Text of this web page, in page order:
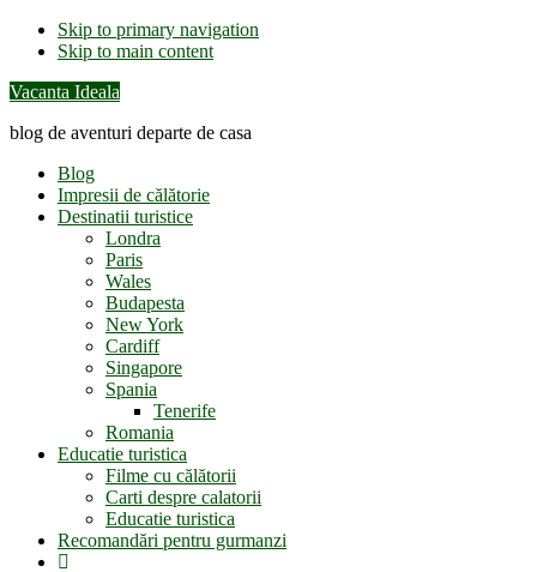
Skip to primary navigation
Skip to main content
Vacanta Ideala
blog de aventuri departe de casa
Blog
Impresii de călătorie
Destinatii turistice
Londra
Paris
Wales
Budapesta
New York
Cardiff
Singapore
Spania
Tenerife
Romania
Educatie turistica
Filme cu călătorii
Carti despre calatorii
Educatie turistica
Recomandări pentru gurmanzi
Show